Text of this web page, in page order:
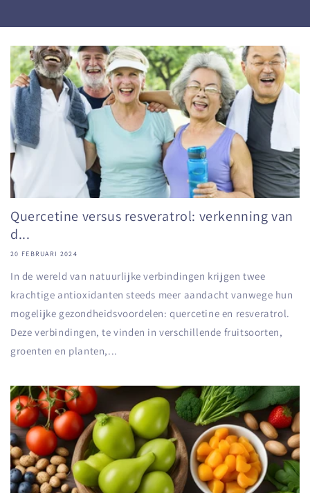
Quercetine versus resveratrol: verkenning van
d...
20 FEBRUARI 2024
In de wereld van natuurlijke verbindingen krijgen twee
krachtige antioxidanten steeds meer aandacht vanwege hun
mogelijke gezondheidsvoordelen: quercetine en resveratrol.
Deze verbindingen, te vinden in verschillende fruitsoorten,
groenten en planten,...